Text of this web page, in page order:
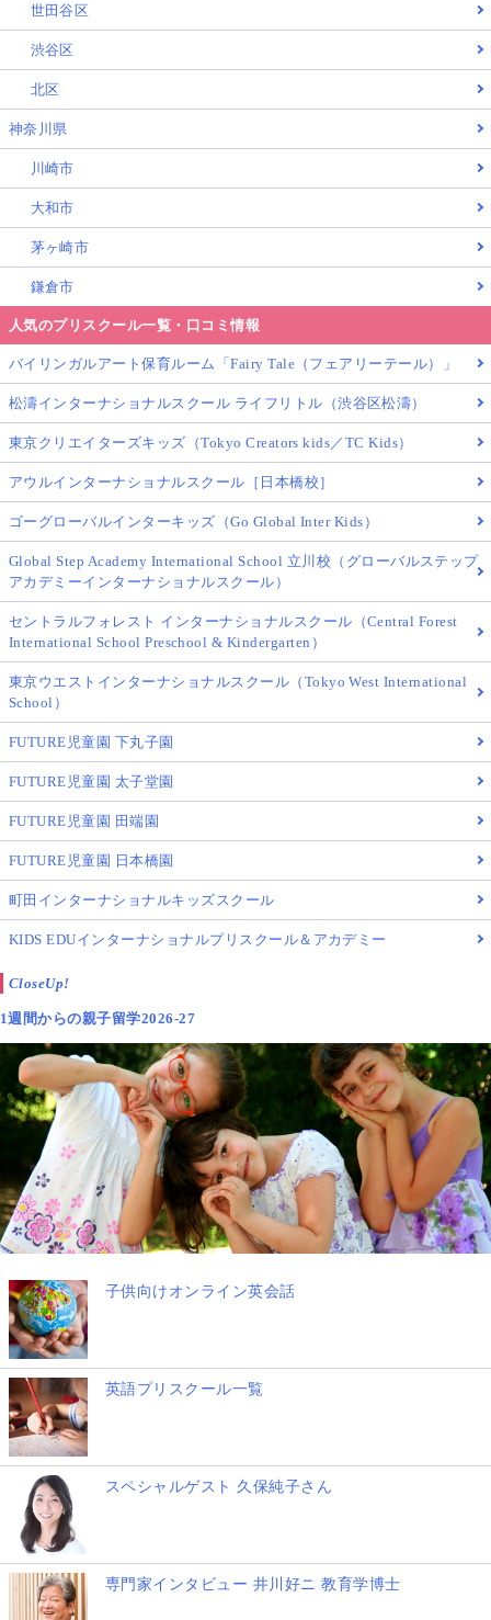
世田谷区
渋谷区
北区
神奈川県
川崎市
大和市
茅ヶ崎市
鎌倉市
人気のプリスクール一覧・口コミ情報
バイリンガルアート保育ルーム「Fairy Tale（フェアリーテール）」
松濤インターナショナルスクール ライフリトル（渋谷区松濤）
東京クリエイターズキッズ（Tokyo Creators kids／TC Kids）
アウルインターナショナルスクール［日本橋校］
ゴーグローバルインターキッズ（Go Global Inter Kids）
Global Step Academy International School 立川校（グローバルステップ
アカデミーインターナショナルスクール）
セントラルフォレスト インターナショナルスクール（Central Forest
International School Preschool & Kindergarten）
東京ウエストインターナショナルスクール（Tokyo West International
School）
FUTURE児童園 下丸子園
FUTURE児童園 太子堂園
FUTURE児童園 田端園
FUTURE児童園 日本橋園
町田インターナショナルキッズスクール
KIDS EDUインターナショナルプリスクール＆アカデミー
CloseUp!
1週間からの親子留学2026-27
子供向けオンライン英会話
英語プリスクール一覧
スペシャルゲスト 久保純子さん
専門家インタビュー 井川好ニ 教育学博士